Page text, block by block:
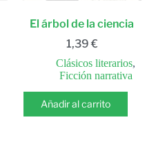
El árbol de la ciencia
1,39 €
Clásicos literarios,
Ficción narrativa
Añadir al carrito